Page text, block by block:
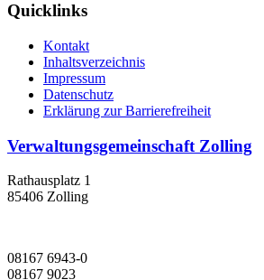
Quicklinks
Kontakt
Inhaltsverzeichnis
Impressum
Datenschutz
Erklärung zur Barrierefreiheit
Verwaltungsgemeinschaft Zolling
Rathausplatz 1
85406 Zolling
08167 6943-0
08167 9023